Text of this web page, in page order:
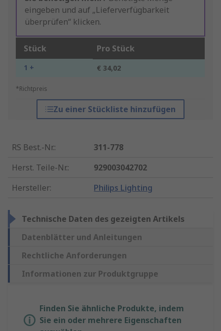
eingeben und auf „Lieferverfügbarkeit
überprüfen“ klicken.
Stück Pro Stück
1 + € 34,02
*Richtpreis
Zu einer Stückliste hinzufügen
RS Best.-Nr.:
311-778
Herst. Teile-Nr.:
929003042702
Hersteller: Philips Lighting
Technische Daten des gezeigten Artikels
Datenblätter und Anleitungen
Rechtliche Anforderungen
Informationen zur Produktgruppe
Finden Sie ähnliche Produkte, indem
Sie ein oder mehrere Eigenschaften